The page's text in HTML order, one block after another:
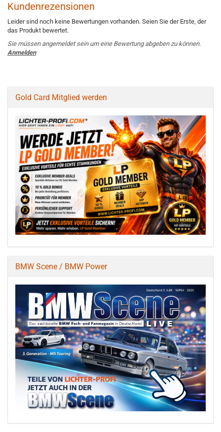
Kundenrezensionen
Leider sind noch keine Bewertungen vorhanden. Seien Sie der Erste, der
das Produkt bewertet.
Sie müssen angemeldet sein um eine Bewertung abgeben zu können.
Anmelden
Gold Card Mitglied werden
BMW Scene / BMW Power